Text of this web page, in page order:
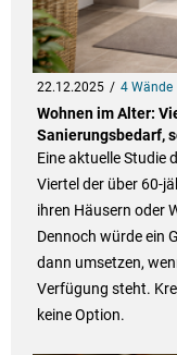
22.12.2025 4 Wände
Wohnen im Alter:
Sanierungsbedarf,
Eine aktuelle Studie
Viertel der über 60-
ihren Häusern oder
Dennoch würde ein
dann umsetzen,
Verfügung steht.
keine Option.